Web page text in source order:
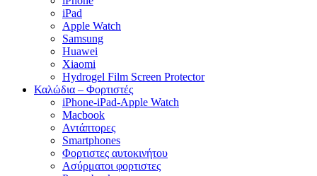
iPad
Apple Watch
Samsung
Huawei
Xiaomi
Hydrogel Film Screen Protector
Καλώδια – Φορτιστές
iPhone-iPad-Apple Watch
Macbook
Αντάπτορες
Smartphones
Φορτιστες αυτοκινήτου
Ασύρματοι φορτιστες